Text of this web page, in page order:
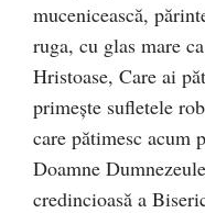
mucenicească,
ruga, cu glas mare
Hristoase, Care ai
primeşte sufletele
care pătimesc acum
Doamne
credincioasă a